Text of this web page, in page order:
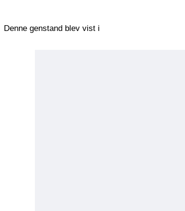
Denne genstand blev vist i